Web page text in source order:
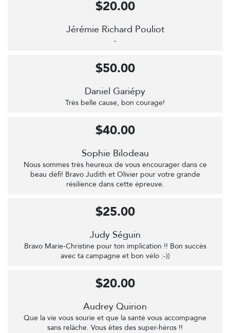
Jérémie Richard Pouliot
-
$20.00
Daniel Gariépy
Très belle cause, bon courage!
$50.00
Sophie Bilodeau
Nous sommes très heureux de vous encourager dans ce
beau défi! Bravo Judith et Olivier pour votre grande
résilience dans cette épreuve.
$40.00
Judy Séguin
Bravo Marie-Christine pour ton implication !! Bon succès
avec ta campagne et bon vélo :-))
$25.00
Audrey Quirion
Que la vie vous sourie et que la santé vous accompagne
sans relâche. Vous êtes des super-héros !!
$20.00